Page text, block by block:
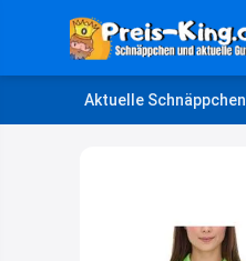
Aktuelle Schnäppchen